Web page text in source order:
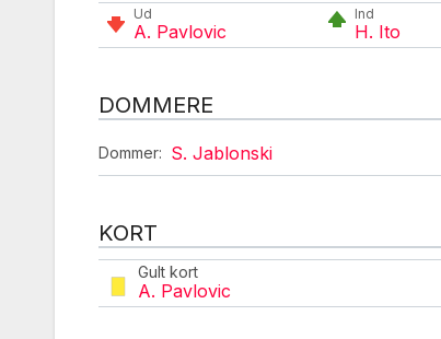
Ud
A. Pavlovic
Ind
H. Ito
DOMMERE
Dommer: S. Jablonski
KORT
Gult kort
A. Pavlovic